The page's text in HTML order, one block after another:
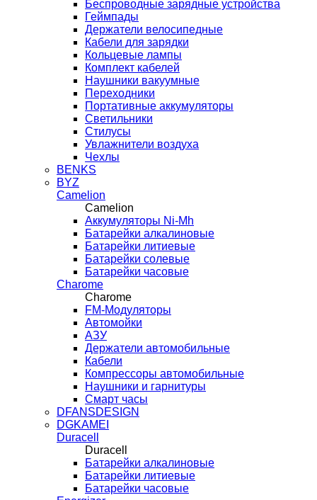
Беспроводные зарядные устройства
Геймпады
Держатели велосипедные
Кабели для зарядки
Кольцевые лампы
Комплект кабелей
Наушники вакуумные
Переходники
Портативные аккумуляторы
Светильники
Стилусы
Увлажнители воздуха
Чехлы
BENKS
BYZ
Camelion
Camelion
Аккумуляторы Ni-Mh
Батарейки алкалиновые
Батарейки литиевые
Батарейки солевые
Батарейки часовые
Charome
Charome
FM-Модуляторы
Автомойки
АЗУ
Держатели автомобильные
Кабели
Компрессоры автомобильные
Наушники и гарнитуры
Смарт часы
DFANSDESIGN
DGKAMEI
Duracell
Duracell
Батарейки алкалиновые
Батарейки литиевые
Батарейки часовые